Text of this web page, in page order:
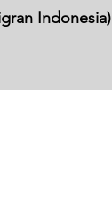
Indonesia)